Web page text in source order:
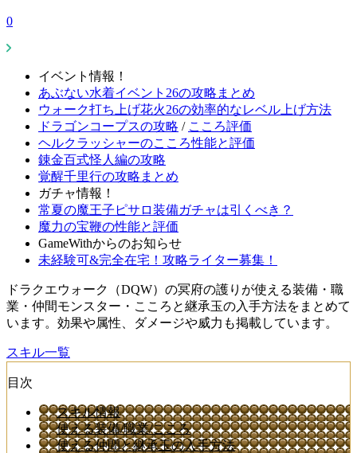
0
イベント情報！
あぶない水着イベント26の攻略まとめ
ウォーク打ち上げ花火26の効率的なレベル上げ方法
ドラゴンコープスの攻略 / こころ評価
ヘルクラッシャーのこころ性能と評価
錬金百式怪人編の攻略
覚醒千里行の攻略まとめ
ガチャ情報！
常夏の魔王子ピサロ装備ガチャは引くべき？
魔力の宝鞭の性能と評価
GameWithからのお知らせ
未経験可&完全在宅！攻略ライター募集！
ドラクエウォーク（DQW）の冥府の護りが使える装備・職
業・仲間モンスター・こころと継承玉の入手方法をまとめて
います。効果や属性、ダメージや威力も掲載しています。
スキル一覧
目次
スキル情報
使える装備/職業/こころ
使える仲間と継承玉の入手方法